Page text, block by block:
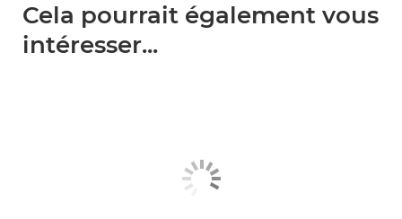
Cela pourrait également vous
intéresser...